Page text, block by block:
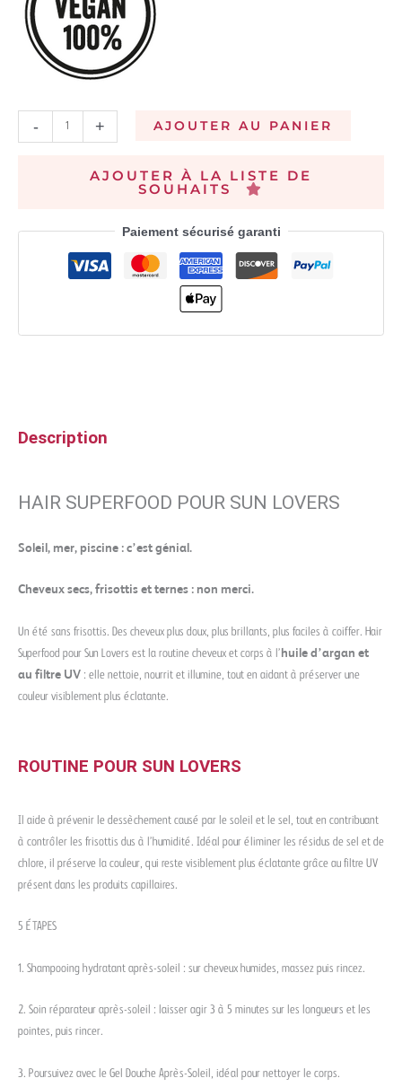
- + AJOUTER AU PANIER
AJOUTER À LA LISTE DE
SOUHAITS
Paiement sécurisé garanti
Description
HAIR SUPERFOOD POUR SUN LOVERS
Soleil, mer, piscine : c’est génial.
Cheveux secs, frisottis et ternes : non merci.
Un été sans frisottis. Des cheveux plus doux, plus brillants, plus faciles à coiffer. Hair
Superfood pour Sun Lovers est la routine cheveux et corps à l’ huile d’argan et
au filtre UV : elle nettoie, nourrit et illumine, tout en aidant à préserver une
couleur visiblement plus éclatante.
ROUTINE POUR SUN LOVERS
Il aide à prévenir le dessèchement causé par le soleil et le sel, tout en contribuant
à contrôler les frisottis dus à l’humidité. Idéal pour éliminer les résidus de sel et de
chlore, il préserve la couleur, qui reste visiblement plus éclatante grâce au filtre UV
présent dans les produits capillaires.
5 ÉTAPES
1. Shampooing hydratant après-soleil : sur cheveux humides, massez puis rincez.
2. Soin réparateur après-soleil : laisser agir 3 à 5 minutes sur les longueurs et les
pointes, puis rincer.
3. Poursuivez avec le Gel Douche Après-Soleil, idéal pour nettoyer le corps.